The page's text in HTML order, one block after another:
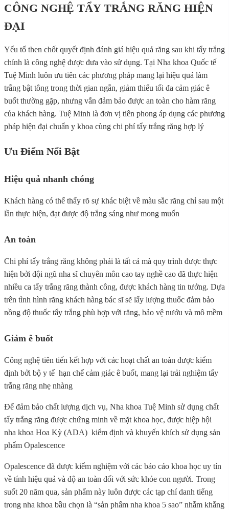
CÔNG NGHỆ TẨY TRẮNG RĂNG HIỆN
ĐẠI
Yếu tố then chốt quyết định đánh giá hiệu quả răng sau khi tẩy trắng
chính là công nghệ được đưa vào sử dụng. Tại Nha khoa Quốc tế
Tuệ Minh luôn ưu tiên các phương pháp mang lại hiệu quả làm
trắng bật tông trong thời gian ngắn, giảm thiểu tối đa cảm giác ê
buốt thường gặp, nhưng vẫn đảm bảo được an toàn cho hàm răng
của khách hàng. Tuệ Minh là đơn vị tiên phong áp dụng các phương
pháp hiện đại chuẩn y khoa cùng chi phí tẩy trắng răng hợp lý
Ưu Điểm Nổi Bật
Hiệu quả nhanh chóng
Khách hàng có thể thấy rõ sự khác biệt về màu sắc răng chỉ sau một
lần thực hiện, đạt được độ trắng sáng như mong muốn
An toàn
Chi phí tẩy trắng răng không phải là tất cả mà quy trình được thực
hiện bởi đội ngũ nha sĩ chuyên môn cao tay nghề cao đã thực hiện
nhiều ca tẩy trắng răng thành công, được khách hàng tin tưởng. Dựa
trên tình hình răng khách hàng bác sĩ sẽ lấy lượng thuốc đảm bảo
nồng độ thuốc tẩy trắng phù hợp với răng, bảo vệ nướu và mô mềm
Giảm ê buốt
Công nghệ tiên tiến kết hợp với các hoạt chất an toàn được kiểm
định bởi bộ y tế hạn chế cảm giác ê buốt, mang lại trải nghiệm tẩy
trắng răng nhẹ nhàng
Để đảm bảo chất lượng dịch vụ, Nha khoa Tuệ Minh sử dụng chất
tẩy trắng răng được chứng minh về mặt khoa học, được hiệp hội
nha khoa Hoa Kỳ (ADA) kiểm định và khuyến khích sử dụng sản
phẩm Opalescence
Opalescence đã được kiểm nghiệm với các báo cáo khoa học uy tín
về tính hiệu quả và độ an toàn đối với sức khỏe con người. Trong
suốt 20 năm qua, sản phẩm này luôn được các tạp chí danh tiếng
trong nha khoa bầu chọn là “sản phẩm nha khoa 5 sao” nhằm khẳng